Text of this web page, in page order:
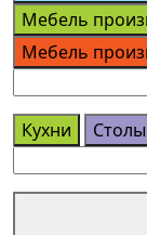
Мебель
Мебель
Кухни